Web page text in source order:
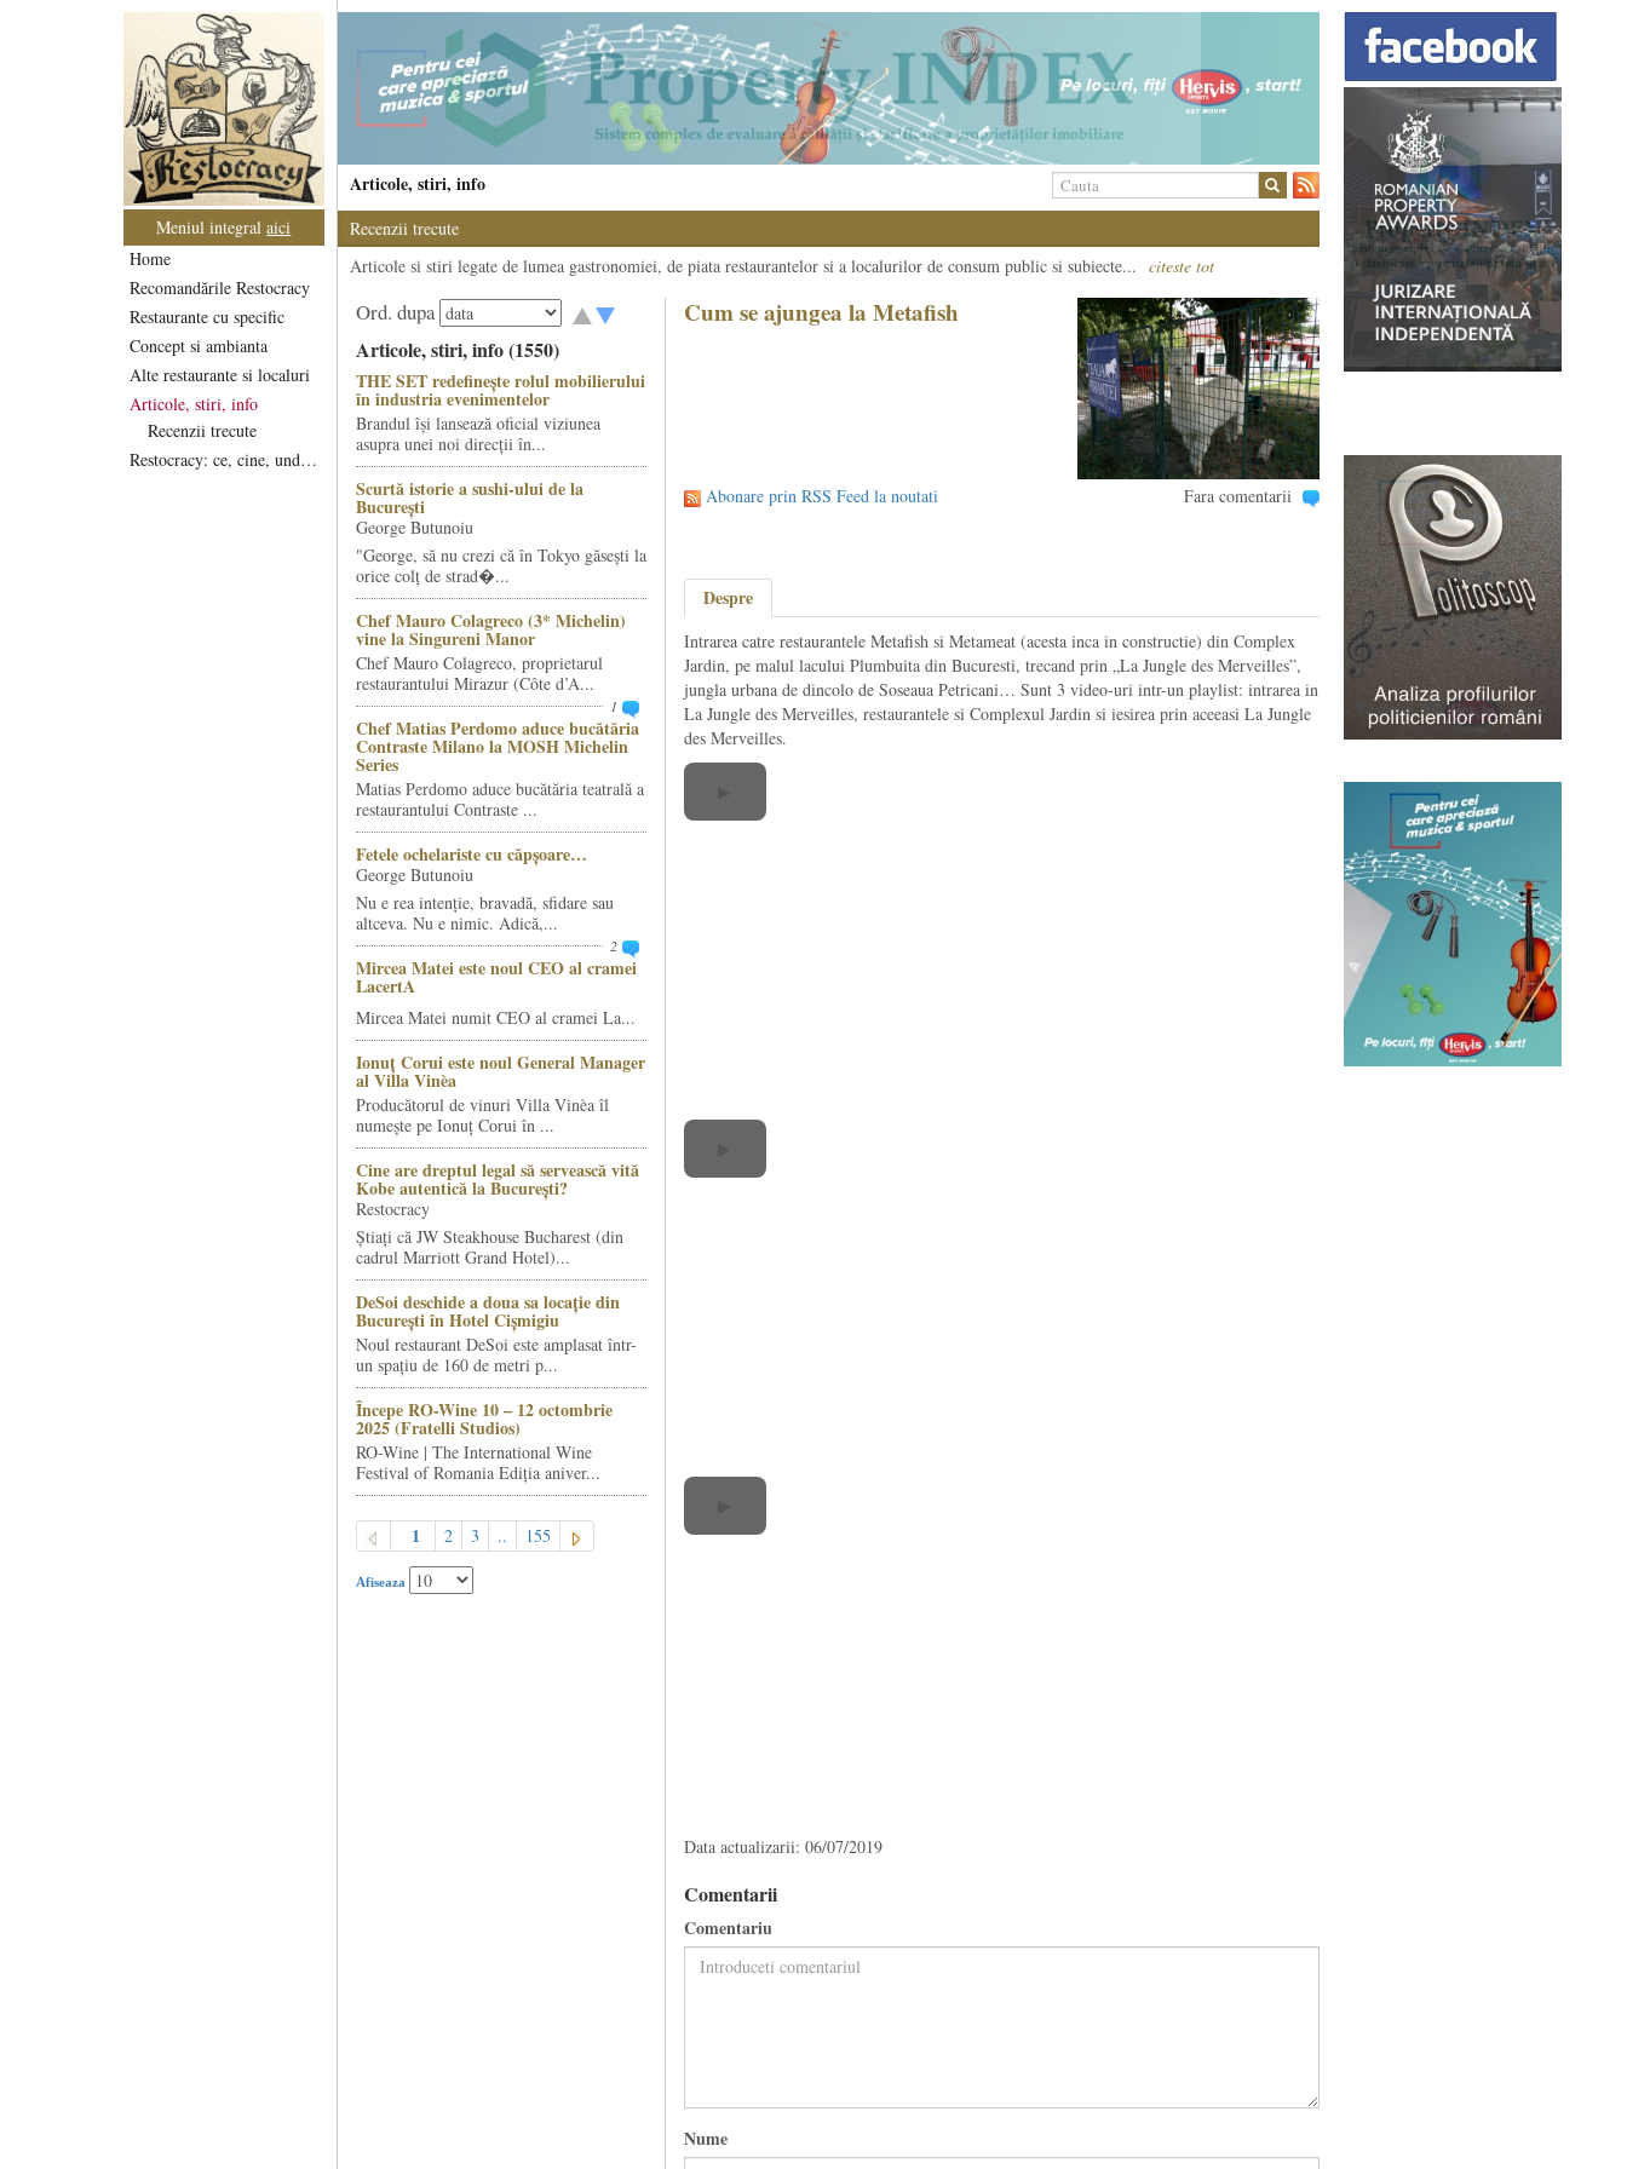
Meniul integralaici
Home
Recomandările Restocracy
Restaurante cu specific
Concept si ambianta
Alte restaurante si localuri
Articole, stiri, info
Recenzii trecute
Restocracy: ce, cine, unde...
Articole, stiri, info
Recenzii trecute
Articole si stiri legate de lumea gastronomiei, de piata restaurantelor si a localurilor de consum public si subiecte... citeste tot
Ord. dupa
Articole, stiri, info (1550)
THE SET redefinește rolul mobilierului
în industria evenimentelor
Brandul își lansează oficial viziunea
asupra unei noi direcții în...
Scurtă istorie a sushi-ului de la
București
George Butunoiu
"George, să nu crezi că în Tokyo găsești la
orice colț de strad�...
Chef Mauro Colagreco (3* Michelin)
vine la Singureni Manor
Chef Mauro Colagreco, proprietarul
restaurantului Mirazur (Côte d’A...
1
Chef Matias Perdomo aduce bucătăria
Contraste Milano la MOSH Michelin
Series
Matias Perdomo aduce bucătăria teatrală a
restaurantului Contraste ...
Fetele ochelariste cu căpșoare…
George Butunoiu
Nu e rea intenție, bravadă, sfidare sau
altceva. Nu e nimic. Adică,...
2
Mircea Matei este noul CEO al cramei
LacertA
Mircea Matei numit CEO al cramei La...
Ionuț Corui este noul General Manager
al Villa Vinèa
Producătorul de vinuri Villa Vinèa îl
numește pe Ionuț Corui în ...
Cine are dreptul legal să servească vită
Kobe autentică la București?
Restocracy
Știați că JW Steakhouse Bucharest (din
cadrul Marriott Grand Hotel)...
DeSoi deschide a doua sa locație din
București în Hotel Cișmigiu
Noul restaurant DeSoi este amplasat într-
un spațiu de 160 de metri p...
Începe RO-Wine 10 – 12 octombrie
2025 (Fratelli Studios)
RO-Wine | The International Wine
Festival of Romania Ediția aniver...
1 2 3 .. 155
Afiseaza
Cum se ajungea la Metafish
Abonare prin RSS Feed la noutati Fara comentarii
Despre
Intrarea catre restaurantele Metafish si Metameat (acesta inca in constructie) din Complex
Jardin, pe malul lacului Plumbuita din Bucuresti, trecand prin „La Jungle des Merveilles”,
jungla urbana de dincolo de Soseaua Petricani… Sunt 3 video-uri intr-un playlist: intrarea in
La Jungle des Merveilles, restaurantele si Complexul Jardin si iesirea prin aceeasi La Jungle
des Merveilles.
Data actualizarii: 06/07/2019
Comentarii
Comentariu
Nume